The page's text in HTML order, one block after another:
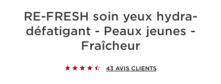
RE-FRESH soin yeux hydra-
défatigant - Peaux jeunes -
Fraîcheur
43 AVIS CLIENTS